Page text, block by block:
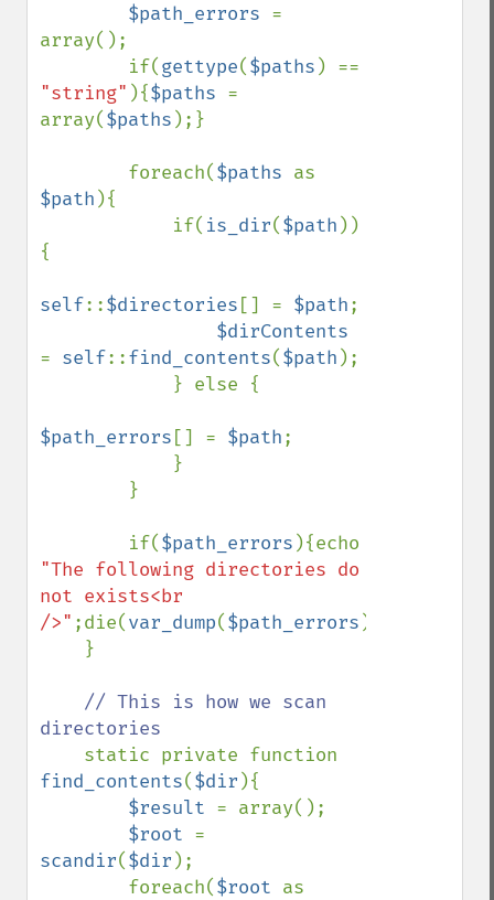
$path_errors =
array();
        if(
gettype($paths
"string" ){$paths =
array($paths );}
        foreach(
$paths
$path ){
            if(
is_dir($path ))
{
self::$directories [] = $path;
= self::find_contents($path );
$path_errors [] = $path;
        if(
$path_errors
"The following directories do
not exists<br
/>" ;die(var_dump($path_errors ));}
// This is how we scan
directories
find_contents($dir ){
$result = array();
$root
scandir($dir );
        foreach(
$root